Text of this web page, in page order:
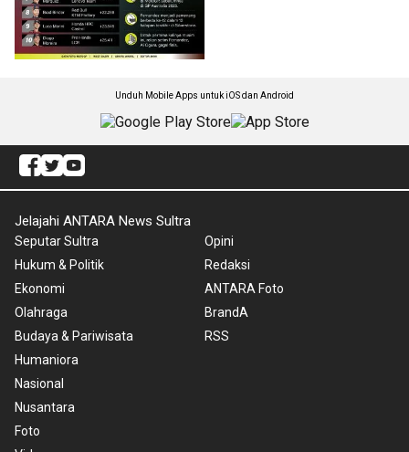
Unduh Mobile Apps untuk iOS dan Android
Jelajahi ANTARA News Sultra
Seputar Sultra
Hukum & Politik
Ekonomi
Olahraga
Budaya & Pariwisata
Humaniora
Nasional
Nusantara
Foto
Opini
Redaksi
ANTARA Foto
BrandA
RSS